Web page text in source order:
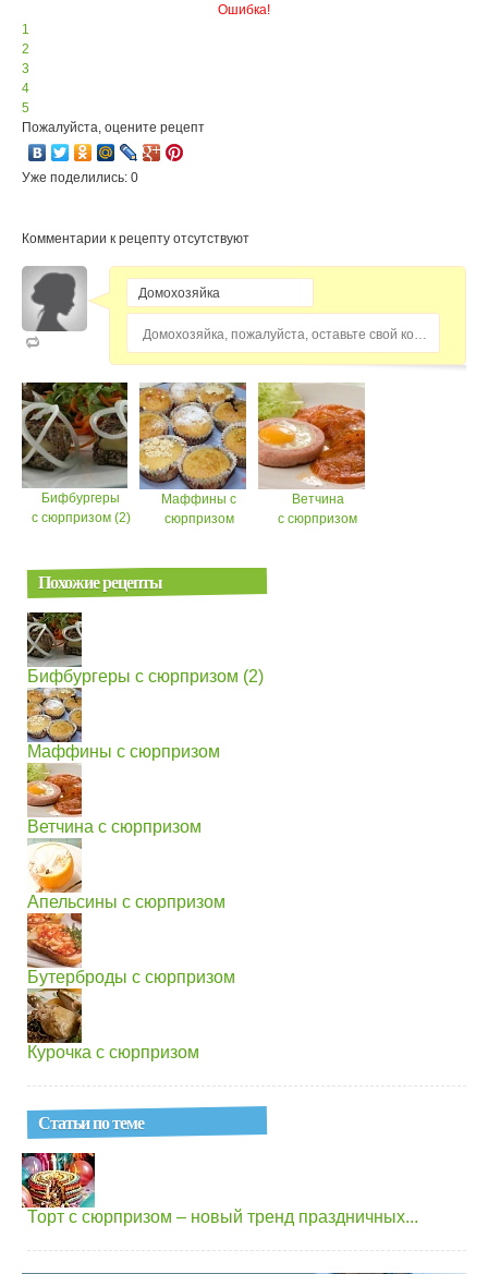
Ошибка!
1
2
3
4
5
Пожалуйста, оцените рецепт
Уже поделились: 0
Комментарии к рецепту отсутствуют
Домохозяйка, пожалуйста, оставьте свой комментарий...
Бифбургеры
с сюрпризом (2)
Маффины с
сюрпризом
Ветчина
с сюрпризом
Похожие рецепты
Бифбургеры с сюрпризом (2)
Маффины с сюрпризом
Ветчина с сюрпризом
Апельсины с сюрпризом
Бутерброды с сюрпризом
Курочка с сюрпризом
Статьи по теме
Торт с сюрпризом – новый тренд праздничных...